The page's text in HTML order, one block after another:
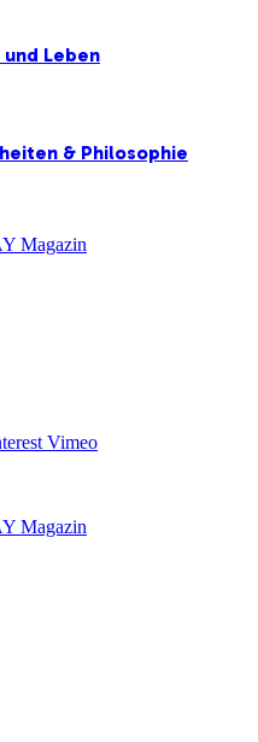
Leben
& Philosophie
Vimeo